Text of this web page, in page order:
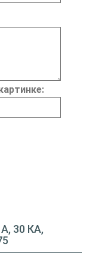
30 КА,